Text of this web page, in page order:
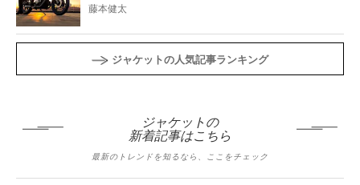
藤本健太
ジャケットの人気記事ランキング
ジャケットの
新着記事はこちら
最新のトレンドを知るなら、ここをチェック